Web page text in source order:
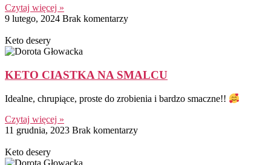
Czytaj więcej »
9 lutego, 2024 Brak komentarzy
Keto desery
KETO CIASTKA NA SMALCU
Idealne, chrupiące, proste do zrobienia i bardzo smaczne!!
Czytaj więcej »
11 grudnia, 2023 Brak komentarzy
Keto desery